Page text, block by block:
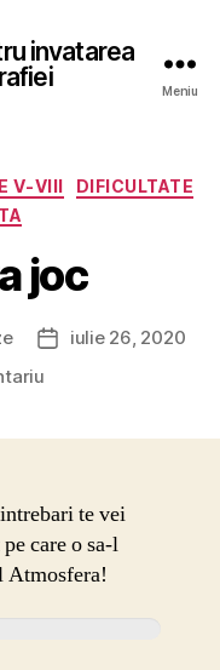
invatarea
Meniu
V-VIII
DIFICULTATE
joc
Datăiulie 26, 2020
la
te vei
care o sa-l
Atmosfera!